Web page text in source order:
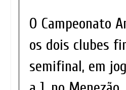
O Campeonato
os dois clubes
semifinal, em